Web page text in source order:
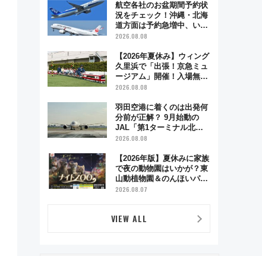
航空各社のお盆期間予約状
況をチェック！沖縄・北海
道方面は予約急増中、いま
から狙うべき日は？
2026.08.08
【2026年夏休み】ウィング
久里浜で「出張！京急ミュ
ージアム」開催！入場無料
でスタンプラリーや子ども
2026.08.08
羽田空港に着くのは出発何
分前が正解？ 9月始動の
JAL「第1ターミナル北側
サテライト」は徒歩1キロ
点まとめ
2026.08.08
【2026年版】夏休みに家族
で夜の動物園はいかが？東
山動植物園＆のんほいパー
ク「ナイトZOO」開催情報
2026.08.07
VIEW ALL